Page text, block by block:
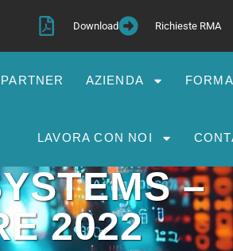
Download Richieste RMA
PARTNER AZIENDA
LAVORA CON NOI
–
2022